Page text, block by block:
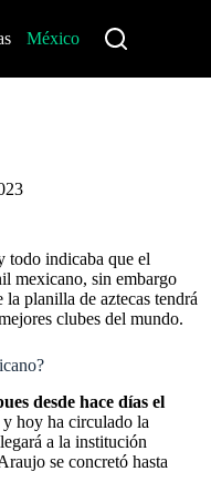
México
todo indicaba que el
mexicano, sin embargo
planilla de aztecas tendrá
clubes del mundo.
desde hace días el
y hoy ha circulado la
a la institución
se concretó hasta